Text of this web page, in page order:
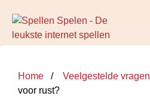
Home Veelgestelde vragen
voor rust?